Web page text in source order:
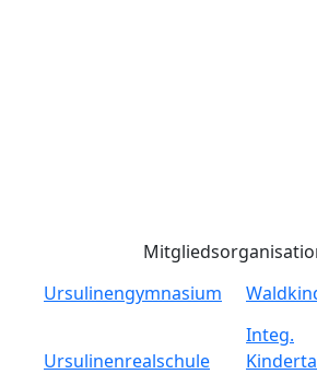
Ursulinengymnasium
Ursulinenrealschule
Integ.